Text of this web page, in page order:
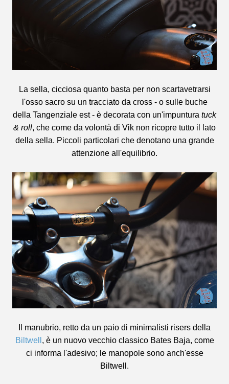
La sella, cicciosa quanto basta per non scartavetrarsi
l'osso sacro su un tracciato da cross - o sulle buche
della Tangenziale est - è decorata con un'impuntura tuck
& roll, che come da volontà di Vik non ricopre tutto il lato
della sella. Piccoli particolari che denotano una grande
attenzione all'equilibrio.
Il manubrio, retto da un paio di minimalisti risers della
Biltwell , è un nuovo vecchio classico Bates Baja, come
ci informa l'adesivo; le manopole sono anch'esse
Biltwell.